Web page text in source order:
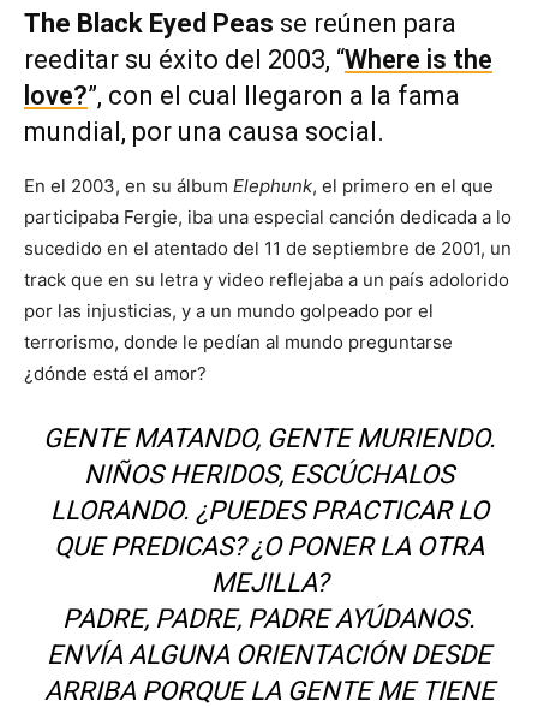
The Black Eyed Peas se reúnen para
reeditar su éxito del 2003, “Where is the
love?”, con el cual llegaron a la fama
mundial, por una causa social.
En el 2003, en su álbum Elephunk, el primero en el que
participaba Fergie, iba una especial canción dedicada a lo
sucedido en el atentado del 11 de septiembre de 2001, un
track que en su letra y video reflejaba a un país adolorido
por las injusticias, y a un mundo golpeado por el
terrorismo, donde le pedían al mundo preguntarse
¿dónde está el amor?
GENTE MATANDO, GENTE MURIENDO.
NIÑOS HERIDOS, ESCÚCHALOS
LLORANDO. ¿PUEDES PRACTICAR LO
QUE PREDICAS? ¿O PONER LA OTRA
MEJILLA?
PADRE, PADRE, PADRE AYÚDANOS.
ENVÍA ALGUNA ORIENTACIÓN DESDE
ARRIBA PORQUE LA GENTE ME TIENE